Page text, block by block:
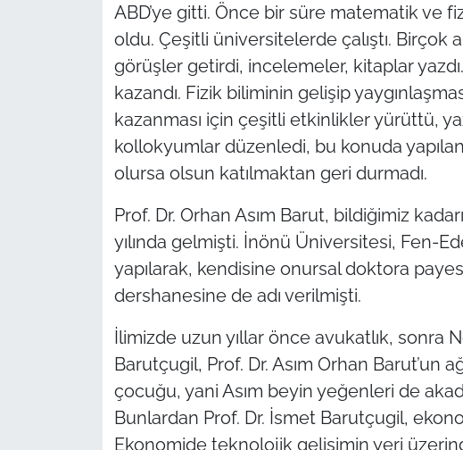
ABD’ye gitti. Önce bir süre matematik ve
oldu. Çeşitli üniversitelerde çalıştı. Birçok
görüşler getirdi, incelemeler, kitaplar
kazandı. Fizik biliminin gelişip
kazanması için çeşitli etkinlikler yürüttü,
kollokyumlar düzenledi, bu konuda
olursa olsun katılmaktan geri durmadı.
Prof. Dr. Orhan Asım Barut, bildiğimiz
yılında gelmişti. İnönü Üniversitesi, Fen-
yapılarak, kendisine onursal doktora
dershanesine de adı verilmişti.
İlimizde uzun yıllar önce avukatlık, sonra
Barutçugil, Prof. Dr. Asım Orhan Barut’un
çocuğu, yani Asım beyin yeğenleri de
Bunlardan Prof. Dr. İsmet Barutçugil,
Ekonomide teknolojik gelişi­min yeri